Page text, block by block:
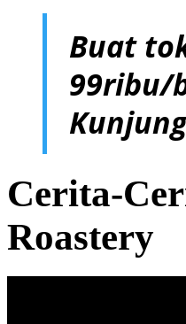
Buat
99ribu/
Cerita-
Roastery